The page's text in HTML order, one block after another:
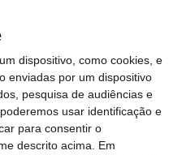
dispositivo, como cookies, e
enviadas por um dispositivo
pesquisa de audiências e
usar identificação e
para consentir o
descrito acima. Em
fundamentais
O nº 2, do
delimitam e
no ciberespaço.”.
liberdade e